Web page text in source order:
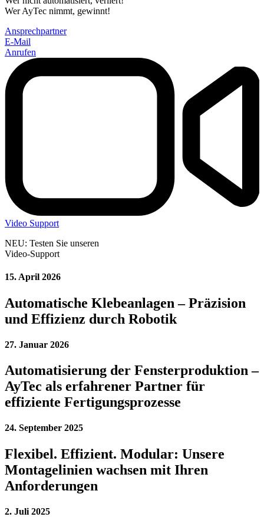
Wer AyTec nimmt, gewinnt!
Ansprechpartner
E-Mail
Anrufen
Video Support
NEU: Testen Sie unseren
Video-Support
15. April 2026
Automatische Klebeanlagen – Präzision
und Effizienz durch Robotik
27. Januar 2026
Automatisierung der Fensterproduktion –
AyTec als erfahrener Partner für
effiziente Fertigungsprozesse
24. September 2025
Flexibel. Effizient. Modular: Unsere
Montagelinien wachsen mit Ihren
Anforderungen
2. Juli 2025